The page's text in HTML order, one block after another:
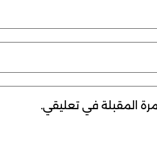
المقبلة في تعليقي.